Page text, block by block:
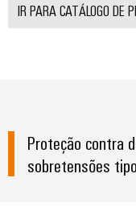
IR PARA CATÁLOGO DE
Proteção contra
sobretensões